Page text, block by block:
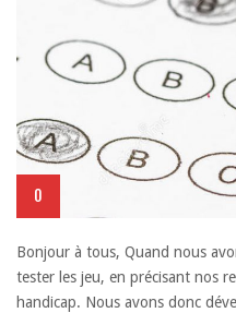
0
Bonjour à tous, Quand nous
tester les jeu, en précisant nos
handicap. Nous avons donc